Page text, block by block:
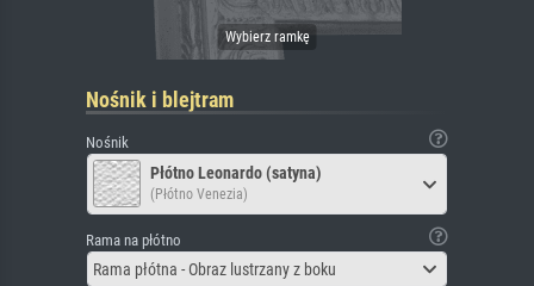
Nośnik i blejtram
Nośnik
Płótno Leonardo (satyna)
(Płótno Venezia)
Rama na płótno
Rama płótna - Obraz lustrzany z boku